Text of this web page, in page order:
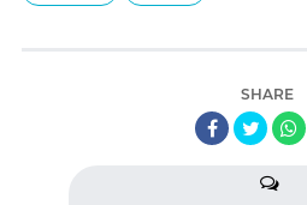
SHARE